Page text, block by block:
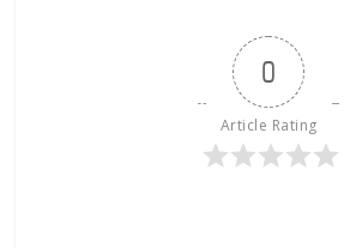
0
Article Rating